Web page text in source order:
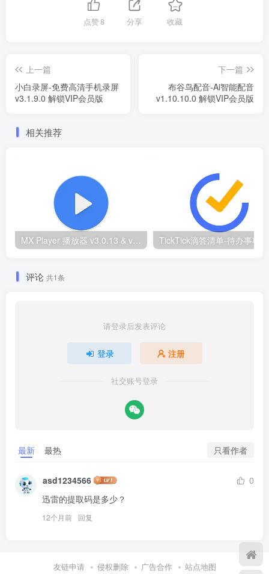
点赞8 分享 收藏
上一篇
小白录屏-免费高清手机录屏
v3.1.9.0 解锁VIP会员版
下一篇
布谷鸟配音-Ai智能配音
v1.10.10.0 解锁VIP会员版
相关推荐
MX Player 播放器 v3.0.13 & v1.86.0纪念版 去广告解锁Pro专业版
评论 共1条
请登录后发表评论
登录 注册
社交账号登录
最新 最热 只看作者
asd1234566
0
迅雷的提取码是多少？
12个月前 回复
友链申请 侵权删除 广告合作 站点地图